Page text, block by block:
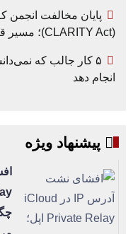
پایان مخالفت انجمن
(CLARITY Act)؛ مسیر قانونی کریپتو هموارتر شد
۵ کار جالب که
انجام دهد
پیشنهاد ویژه